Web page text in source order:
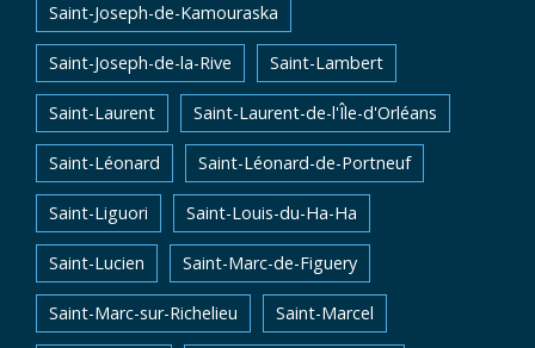
Saint-Joseph-de-Kamouraska
Saint-Joseph-de-la-Rive Saint-Lambert
Saint-Laurent Saint-Laurent-de-l'Île-d'Orléans
Saint-Léonard Saint-Léonard-de-Portneuf
Saint-Liguori Saint-Louis-du-Ha-Ha
Saint-Lucien Saint-Marc-de-Figuery
Saint-Marc-sur-Richelieu Saint-Marcel